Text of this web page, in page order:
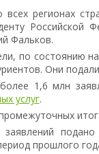
всех регионах
Российской
Фальков.
по состоянию
Они
1,6 млн
услуг.
заявлений
прошлого